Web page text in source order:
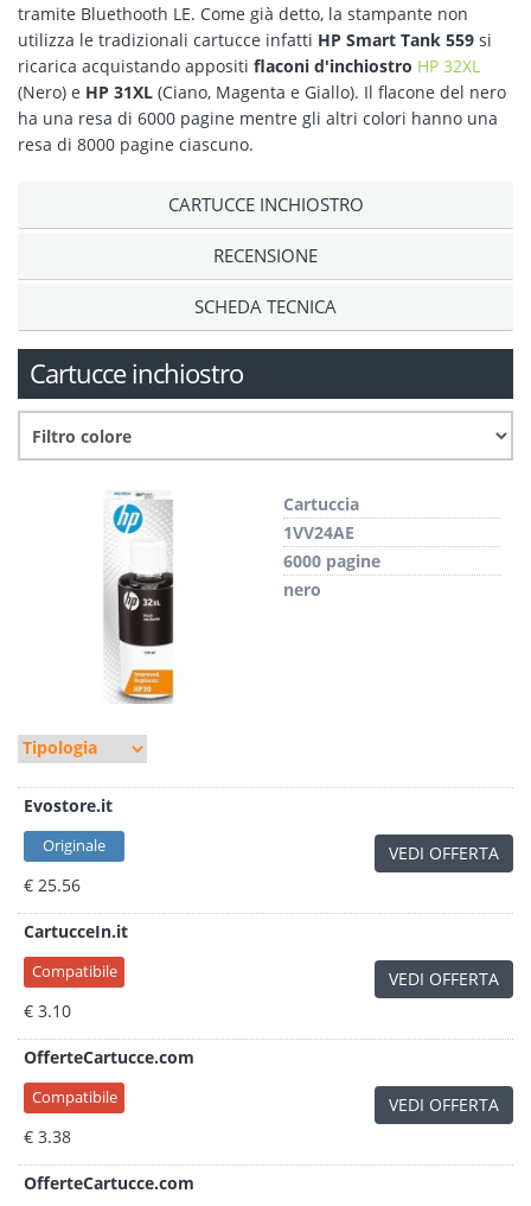
tramite Bluethooth LE. Come già detto, la stampante non
utilizza le tradizionali cartucce infatti HP Smart Tank 559 si
ricarica acquistando appositi flaconi d'inchiostro HP 32XL
(Nero) e HP 31XL (Ciano, Magenta e Giallo). Il flacone del nero
ha una resa di 6000 pagine mentre gli altri colori hanno una
resa di 8000 pagine ciascuno.
CARTUCCE INCHIOSTRO
RECENSIONE
SCHEDA TECNICA
Cartucce inchiostro
Cartuccia
1VV24AE
6000 pagine
nero
Evostore.it
Originale
€ 25.56
VEDI OFFERTA
CartucceIn.it
Compatibile
€ 3.10
VEDI OFFERTA
OfferteCartucce.com
Compatibile
€ 3.38
VEDI OFFERTA
OfferteCartucce.com